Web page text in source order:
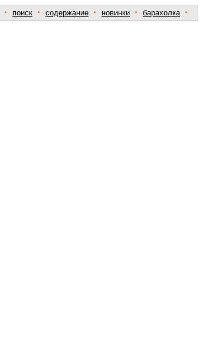
· поиск · содержание · новинки · барахолка ·